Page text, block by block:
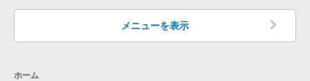
高石市の飲食店の居抜き売却物件の案件一覧
大阪府のその他の居抜き売却物件の案件一覧
メニューを表示
ホーム